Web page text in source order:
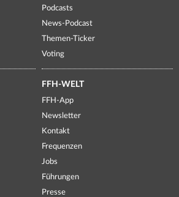
Podcasts
News-Podcast
Themen-Ticker
Voting
FFH-WELT
FFH-App
Newsletter
Kontakt
Frequenzen
Jobs
Führungen
Presse